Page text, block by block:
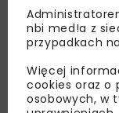
Obecna
nbi med!a z
przypadkach
Więcej
cookies oraz o
osobowych, w